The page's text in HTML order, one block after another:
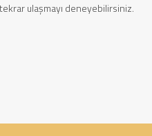
tekrar ulaşmayı deneyebilirsiniz.